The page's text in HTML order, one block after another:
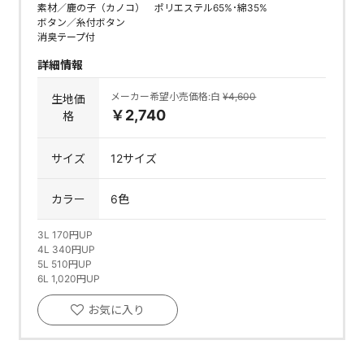
素材／鹿の子（カノコ） ポリエステル65%･綿35%
ボタン／糸付ボタン
消臭テープ付
詳細情報
生地価
格
メーカー希望小売価格:白¥4,600
￥2,740
サイズ 12サイズ
カラー 6色
3L 170円UP
4L 340円UP
5L 510円UP
6L 1,020円UP
お気に入り